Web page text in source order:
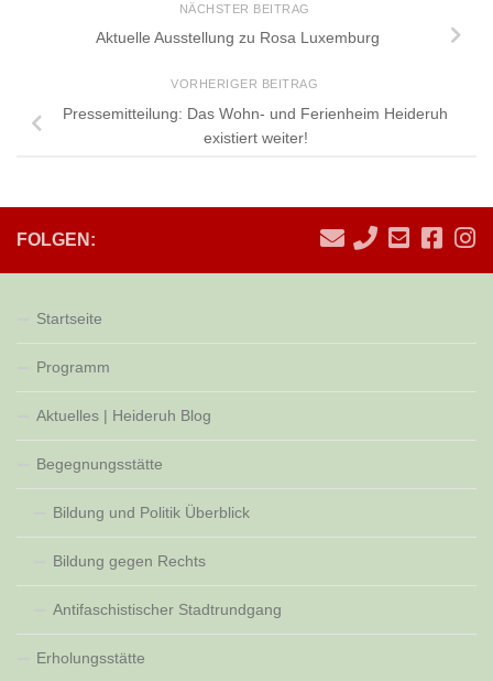
NÄCHSTER BEITRAG
Aktuelle Ausstellung zu Rosa Luxemburg
VORHERIGER BEITRAG
Pressemitteilung: Das Wohn- und Ferienheim Heideruh
existiert weiter!
FOLGEN:
Startseite
Programm
Aktuelles | Heideruh Blog
Begegnungsstätte
Bildung und Politik Überblick
Bildung gegen Rechts
Antifaschistischer Stadtrundgang
Erholungsstätte